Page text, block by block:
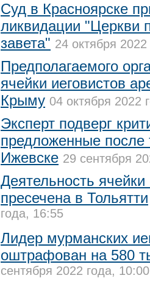
Суд в Красноярске
ликвидации "Церкви
завета" 24 октября
Предполагаемого
ячейки иеговистов
Крыму 04 октября 2022
Эксперт подверг
предложенные после
Ижевске 29 сентября
Деятельность ячейки
пресечена в Тольятти
года, 16:55
Лидер мурманских
оштрафован на 580
сентября 2022 года, 10:00